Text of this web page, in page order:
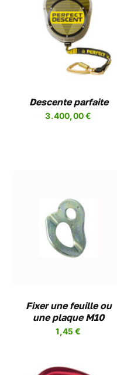
Descente parfaite
3.400,00€
CHOIX DES OPTIONS
CE
PRODUIT
PLUSIEURS
VARIATIONS.
OPTIONS
PEUVENT
PRODUIT
/ DETAILS
Fixer une feuille ou
une plaque M10
1,45€
AJOUTER AU PANIER
DETAILS